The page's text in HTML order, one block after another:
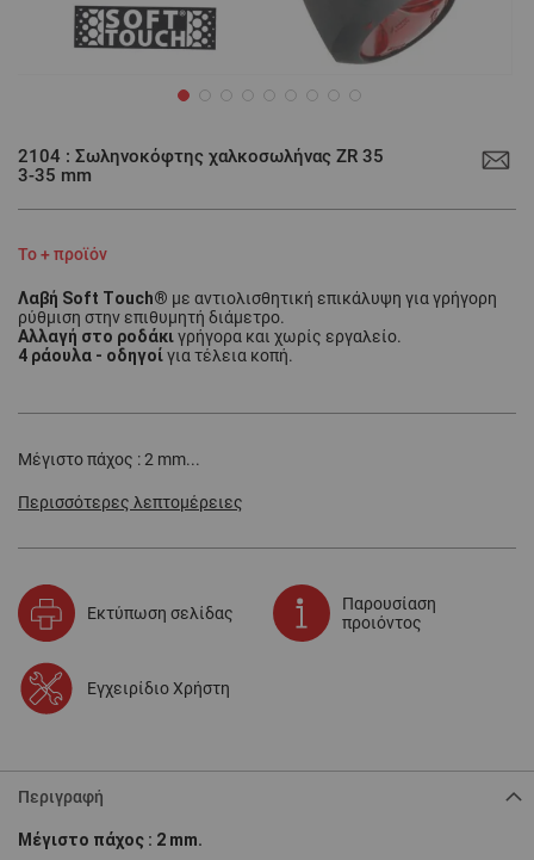
2104 : Σωληνοκόφτης χαλκοσωλήνας ZR 35
3-35 mm
Το + προϊόν
Λαβή Soft Touch® με αντιολισθητική επικάλυψη για γρήγορη
ρύθμιση στην επιθυμητή διάμετρο.
Αλλαγή στο ροδάκιγρήγορα και χωρίς εργαλείο.
4 ράουλα - οδηγοίγια τέλεια κοπή.
Μέγιστο πάχος : 2 mm...
Περισσότερες λεπτομέρειες
Εκτύπωση σελίδας
Παρουσίαση
προιόντος
Εγχειρίδιο Χρήστη
αρχή
της
εικόνων
Περιγραφή
Μέγιστο πάχος : 2 mm.